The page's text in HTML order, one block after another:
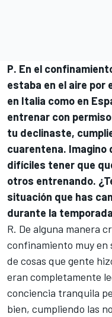
P. En el
estaba en el aire por
en Italia como en
entrenar con
tu declinaste,
cuarentena. Imagino
difíciles tener que
otros entrenando.
situación que has
durante la
R. De alguna manera
confinamiento muy en
de cosas que gente
eran completamente
conciencia tranquila
bien, cumpliendo las